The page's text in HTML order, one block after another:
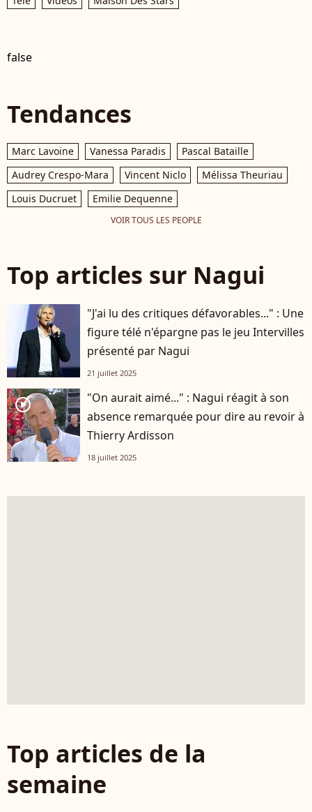
false
Tendances
Marc Lavoine Vanessa Paradis
Pascal Bataille
Audrey Crespo-Mara
Vincent Niclo
Mélissa Theuriau
Louis Ducruet
Emilie Dequenne
VOIR TOUS LES PEOPLE
Top articles sur Nagui
"J'ai lu des critiques défavorables..." : Une
figure télé n'épargne pas le jeu Intervilles
présenté par Nagui
21 juillet 2025
player2
"On aurait aimé..." : Nagui réagit à son
absence remarquée pour dire au revoir à
Thierry Ardisson
18 juillet 2025
Top articles de la
semaine